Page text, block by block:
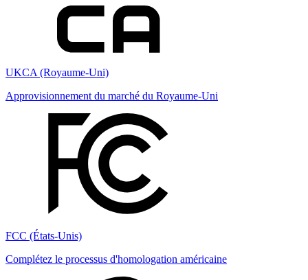
UKCA (Royaume-Uni)
Approvisionnement du marché du Royaume-Uni
FCC (États-Unis)
Complétez le processus d'homologation américaine